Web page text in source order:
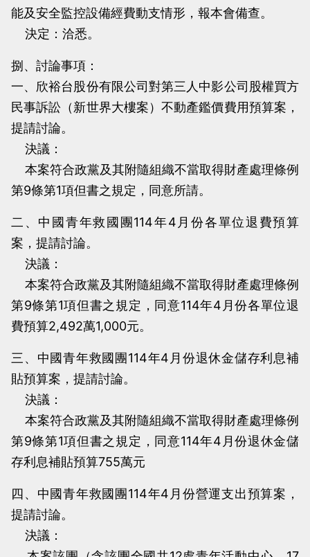
能及安全監控設備經費動支情形，報本會備查。
決定：洽悉。
捌、討論事項：
一、欣裕台股份有限公司對第三人中影公司股權買方
民事訴訟（新世界大樓案）不動產鑑價費用預算案，
提請討論。
決議：
本案符合政黨及其附隨組織不當取得財產處理條例
第9條第1項但書之規定，同意所請。
二、中國青年救國團114年4月份各單位退費預算
案，提請討論。
決議：
本案符合政黨及其附隨組織不當取得財產處理條例
第9條第1項但書之規定，同意114年4月份各單位退
費預算2,492萬1,000元。
三、中國青年救國團114年4月份退休金儲存利息補
貼預算案，提請討論。
決議：
本案符合政黨及其附隨組織不當取得財產處理條例
第9條第1項但書之規定，同意114年4月份退休金儲
存利息補貼預算755萬元
四、中國青年救國團114年4月份營運支出預算案，
提請討論。
決議：